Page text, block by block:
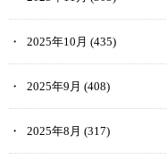
2025年10月 (435)
2025年9月 (408)
2025年8月 (317)